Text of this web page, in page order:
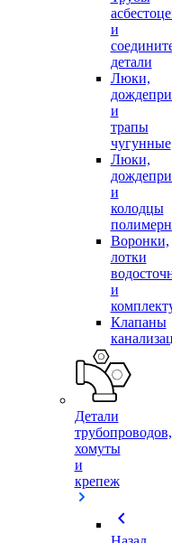
и
детали
Люки,
и
трапы
чугунные
Люки,
и
колодцы
Воронки,
лотки
и
Клапаны
Детали
трубопроводов,
хомуты
и
крепеж
chevron_left